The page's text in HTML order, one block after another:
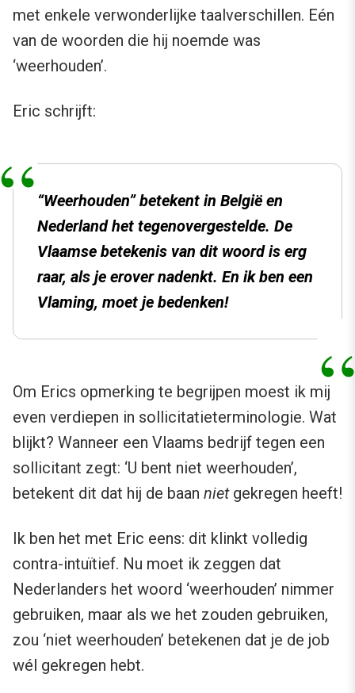
met enkele verwonderlijke taalverschillen. Eén
van de woorden die hij noemde was
‘weerhouden’.
Eric schrijft:
“Weerhouden” betekent in België en
Nederland het tegenovergestelde. De
Vlaamse betekenis van dit woord is erg
raar, als je erover nadenkt. En ik ben een
Vlaming, moet je bedenken!
Om Erics opmerking te begrijpen moest ik mij
even verdiepen in sollicitatieterminologie. Wat
blijkt? Wanneer een Vlaams bedrijf tegen een
sollicitant zegt: ‘U bent niet weerhouden’,
betekent dit dat hij de baan nietgekregen heeft!
Ik ben het met Eric eens: dit klinkt volledig
contra-intuïtief. Nu moet ik zeggen dat
Nederlanders het woord ‘weerhouden’ nimmer
gebruiken, maar als we het zouden gebruiken,
zou ‘niet weerhouden’ betekenen dat je de job
wél gekregen hebt.